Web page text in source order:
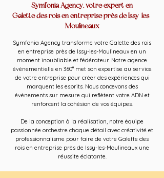
Symfonia Agency, votre expert en
Galette des rois en entreprise près de Issy-les-
Moulineaux
Symfonia Agency transforme votre Galette des rois
en entreprise près de Issy-les-Moulineaux en un
moment inoubliable et fédérateur. Notre agence
événementielle en 360° met son expertise au service
de votre entreprise pour créer des expériences qui
marquent les esprits. Nous concevons des
événements sur mesure qui reflètent votre ADN et
renforcent la cohésion de vos équipes.
De la conception à la réalisation, notre équipe
passionnée orchestre chaque détail avec créativité et
professionnalisme pour faire de votre Galette des
rois en entreprise près de Issy-les-Moulineaux une
réussite éclatante.